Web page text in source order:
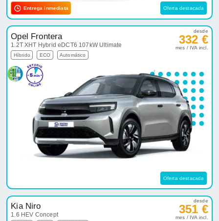
Entrega inmediata Oferta destacada
Opel Frontera
1.2T XHT Hybrid eDCT6 107kW Ultimate
Híbrido ECO Automático
desde
332 €
mes / IVA incl.
Oferta destacada
Kia Niro
1.6 HEV Concept
desde
351 €
mes / IVA incl.